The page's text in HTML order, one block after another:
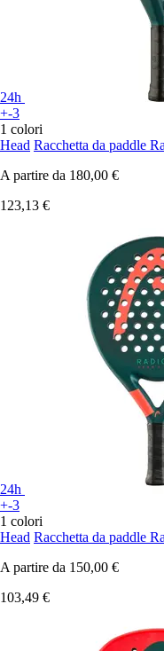
24h
+-3
1 colori
Head Racchetta da paddle
A partire da 180,00 €
123,13 €
24h
+-3
1 colori
Head Racchetta da paddle
A partire da 150,00 €
103,49 €